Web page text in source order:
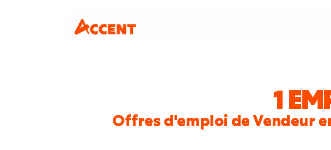
1
Offres d'emploi de Vendeur